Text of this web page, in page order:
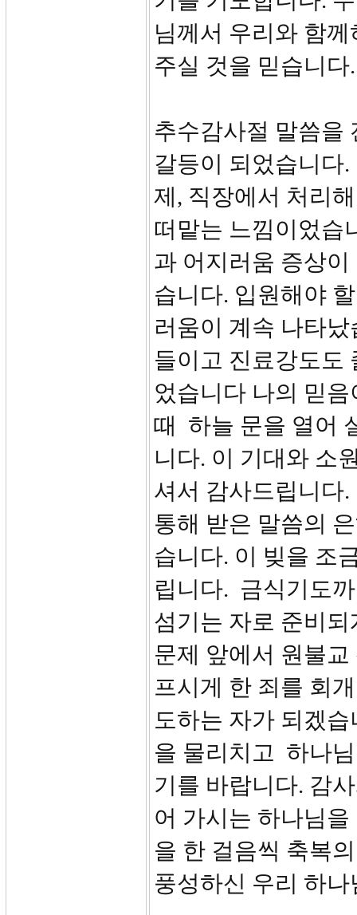
님께서 우리와 함
주실 것을 믿습니
추수감사절 말씀을
갈등이 되었습니다
제, 직장에서 처리
떠맡는 느낌이었습
과 어지러움 증상
습니다. 입원해야
러움이 계속 나타
들이고 진료강도도
었습니다 나의 믿
때 하늘 문을 열어
니다. 이 기대와 소
셔서 감사드립니다
통해 받은 말씀의
습니다. 이 빚을 조
립니다. 금식기도
섬기는 자로 준비
문제 앞에서 원불
프시게 한 죄를 회
도하는 자가 되겠
을 물리치고 하나
기를 바랍니다. 감
어 가시는 하나님
을 한 걸음씩 축복
풍성하신 우리 하